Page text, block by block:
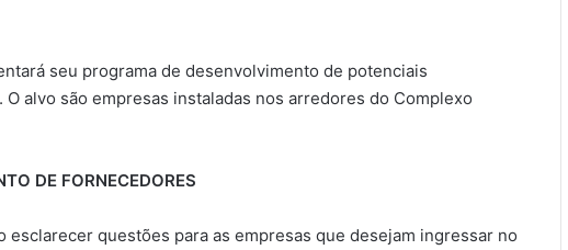
seu programa de desenvolvimento de potenciais
alvo são empresas instaladas nos arredores do Complexo
DE FORNECEDORES
esclarecer questões para as empresas que desejam ingressar no